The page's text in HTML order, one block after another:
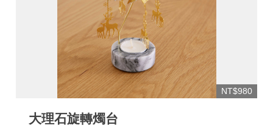
NT$980
大理石旋轉燭台